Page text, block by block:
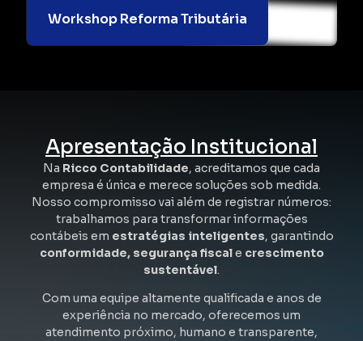
Workshop Reforma Tributária
Apresentação Institucional
Na Ricco Contabilidade, acreditamos que cada
empresa é única e merece soluções sob medida.
Nosso compromisso vai além de registrar números:
trabalhamos para transformar informações
contábeis em estratégias inteligentes, garantindo
conformidade, segurança fiscale crescimento
sustentável.
Com uma equipe altamente qualificada e anos de
experiência no mercado, oferecemos um
atendimento próximo, humano e transparente,